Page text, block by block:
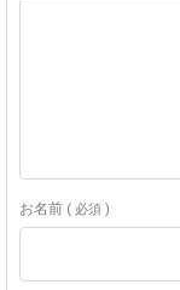
お名前 ( 必須 )